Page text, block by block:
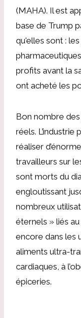
(MAHA). Il est
base de Trump
qu'elles sont :
profits avant la
ont acheté les
Bon nombre
réels.
réaliser
travailleurs sur
sont morts du
engloutissant
nombreux
éternels » liés
encore dans les
aliments ultra-
cardiaques, à
épiceries.